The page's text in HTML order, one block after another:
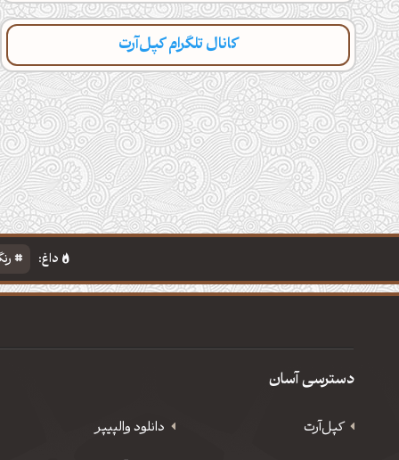
کانال تلگرام کپل‌آرت
داغ:
دسترسی آسان
کپل‌آرت دانلود‌ والپیپر